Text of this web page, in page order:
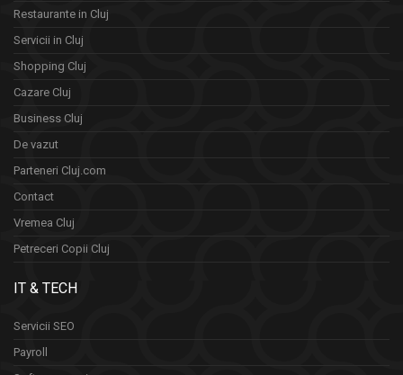
Restaurante in Cluj
Servicii in Cluj
Shopping Cluj
Cazare Cluj
Business Cluj
De vazut
Parteneri Cluj.com
Contact
Vremea Cluj
Petreceri Copii Cluj
IT & TECH
Servicii SEO
Payroll